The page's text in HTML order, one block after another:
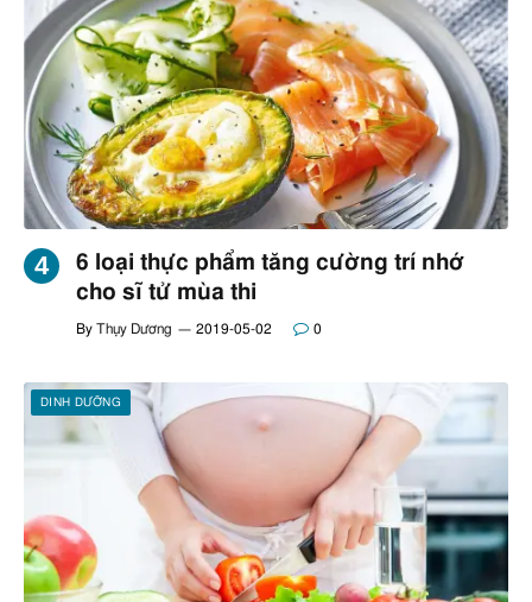
6 loại thực phẩm tăng cường trí nhớ
cho sĩ tử mùa thi
By Thụy Dương 2019-05-02 0
DINH DƯỠNG